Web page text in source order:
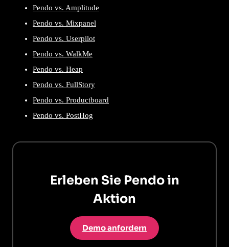
Pendo vs. Amplitude
Pendo vs. Mixpanel
Pendo vs. Userpilot
Pendo vs. WalkMe
Pendo vs. Heap
Pendo vs. FullStory
Pendo vs. Productboard
Pendo vs. PostHog
Erleben Sie Pendo in
Aktion
Demo anfordern